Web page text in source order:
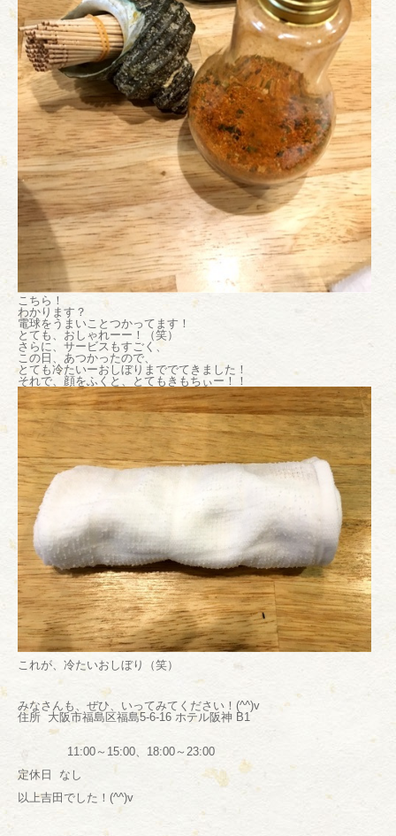
こちら！
わかります？
電球をうまいことつかってます！
とても、おしゃれーー！（笑）
さらに、サービスもすごく、
この日、あつかったので、
とても冷たいーおしぼりまででてきました！
それで、顔をふくと、とてもきもちぃー！！
これが、冷たいおしぼり（笑）
みなさんも、ぜひ、いってみてください！(^^)v
住所 大阪市福島区福島5-6-16 ホテル阪神 B1
11:00～15:00、18:00～23:00
定休日 なし
以上吉田でした！(^^)v